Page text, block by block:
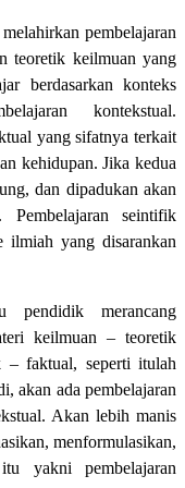
pembelajaran
teoretik keilmuan yang
berdasarkan konteks
kontekstual.
yang sifatnya terkait
kehidupan. Jika kedua
dan dipadukan akan
Pembelajaran seintifik
ilmiah yang disarankan
pendidik merancang
keilmuan – teoretik
– faktual, seperti itulah
akan ada pembelajaran
Akan lebih manis
menformulasikan,
yakni pembelajaran